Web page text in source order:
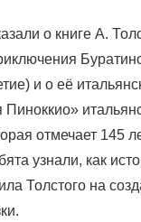
о книге А.
и о её
отмечает 145
узнали, как
Толстого на